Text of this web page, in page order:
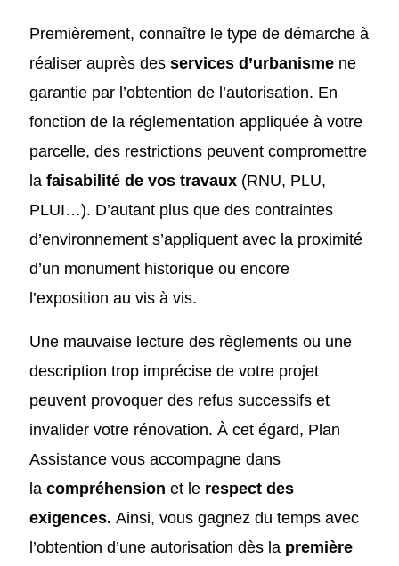
Premièrement, connaître le type de démarche à
réaliser auprès desservices d’urbanisme ne
garantie par l’obtention de l’autorisation. En
fonction de la réglementation appliquée à votre
parcelle, des restrictions peuvent compromettre
lafaisabilité de vos travaux (RNU, PLU,
PLUI…). D’autant plus que des contraintes
d’environnement s’appliquent avec la proximité
d’un monument historique ou encore
l’exposition au vis à vis.
Une mauvaise lecture des règlements ou une
description trop imprécise de votre projet
peuvent provoquer des refus successifs et
invalider votre rénovation. À cet égard, Plan
Assistance vous accompagne dans
lacompréhension et le respect des
exigences. Ainsi, vous gagnez du temps avec
l’obtention d’une autorisation dès la première